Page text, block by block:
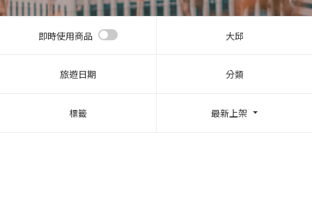
即時使用商品 大邱
旅遊日期 分類
標籤 最新上架